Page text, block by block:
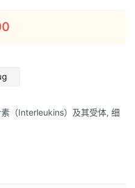
素（Interleukins）及其受体, 细